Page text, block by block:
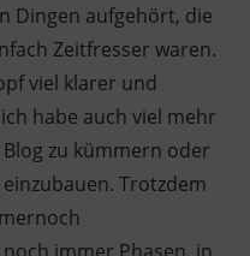
Dingen aufgehört, die
Zeitfresser waren.
viel klarer und
habe auch viel mehr
zu kümmern oder
Trotzdem